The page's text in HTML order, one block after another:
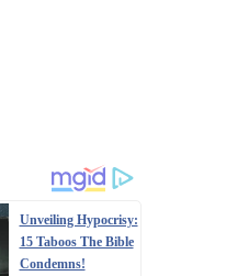
Unveiling Hypocrisy:
15 Taboos The Bible
Condemns!